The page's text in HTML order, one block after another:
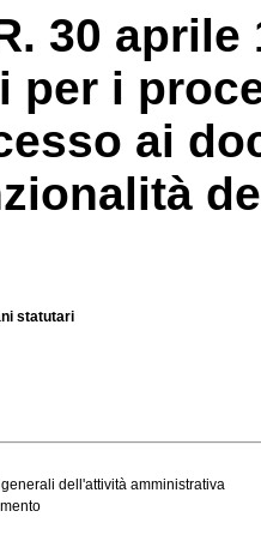
30 aprile
per i
ai
statutari
dell'attività amministrativa